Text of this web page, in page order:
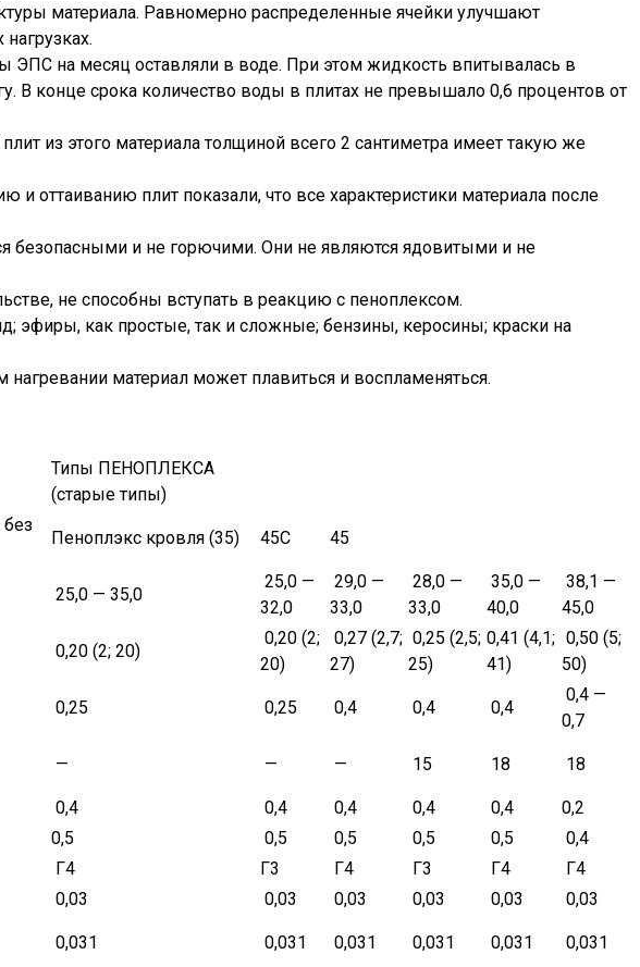
материала. Равномерно распределенные ячейки улучшают
ЭПС на месяц оставляли в воде. При этом жидкость впитывалась в
В конце срока количество воды в плитах не превышало 0,6 процентов от
из этого материала толщиной всего 2 сантиметра имеет такую же
оттаиванию плит показали, что все характеристики материала после
безопасными и не горючими. Они не являются ядовитыми и не
не способны вступать в реакцию с пеноплексом.
эфиры, как простые, так и сложные; бензины, керосины; краски на
материал может плавиться и воспламеняться.
Типы ПЕНОПЛЕКСА
(старые типы)
Пеноплэкс кровля (35) 45С 45
25,0 — 35,0
25,0 —
32,0
29,0 —
33,0
28,0 —
33,0
35,0 —
40,0
38,1 —
45,0
0,20 (2; 20)
0,20 (2;
20)
0,27 (2,7;
27)
0,25 (2,5;
25)
0,41 (4,1;
41)
0,50 (5;
50)
0,25 0,25 0,4 0,4 0,4
0,4 —
0,7
— — — 15 18 18
0,4 0,4 0,4 0,4 0,4
0,2
0,5 0,5 0,5 0,5 0,5
0,4
Г4 Г3 Г4 Г3 Г4
Г4
0,03 0,03 0,03 0,03 0,03
0,03
0,031 0,031 0,031 0,031 0,031 0,031